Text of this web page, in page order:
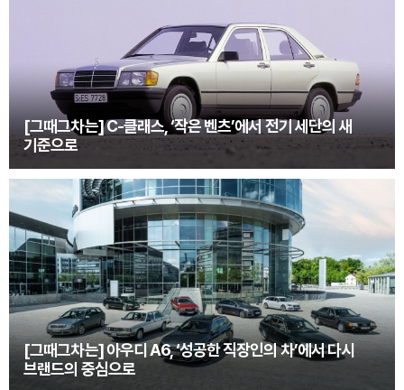
[그때그차는] C-클래스, ‘작은 벤츠’에서 전기 세단의 새
기준으로
[그때그차는] 아우디 A6, ‘성공한 직장인의 차’에서 다시
브랜드의 중심으로